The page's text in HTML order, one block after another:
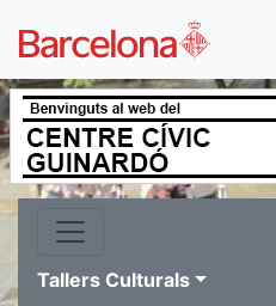
Tallers Culturals